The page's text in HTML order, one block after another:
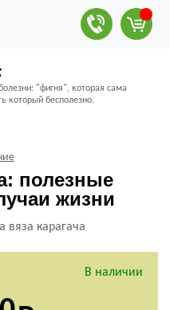
"фигня", которая сама
который бесполезно.
полезные
жизни
В наличии